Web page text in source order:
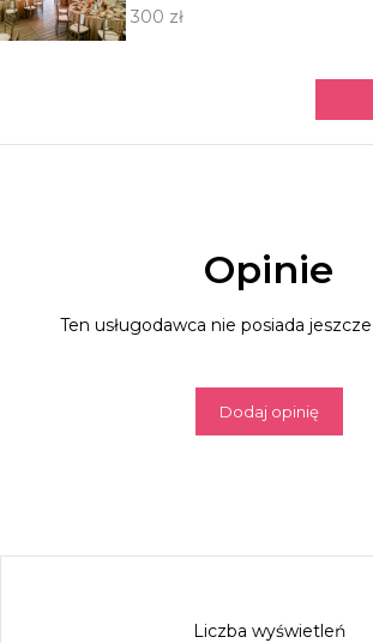
300 zł
Opinie
Ten usługodawca nie posiada
Dodaj opinię
Liczba wyświetleń